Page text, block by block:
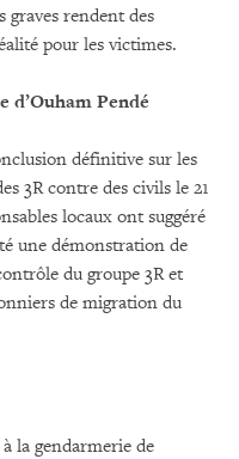
graves rendent des
pour les victimes.
d’Ouham Pendé
définitive sur les
3R contre des civils le 21
locaux ont suggéré
une démonstration de
du groupe 3R et
de migration du
la gendarmerie de